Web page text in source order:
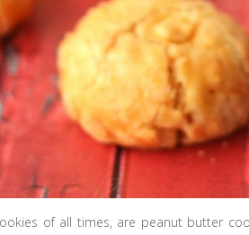
of all times, are peanut butter